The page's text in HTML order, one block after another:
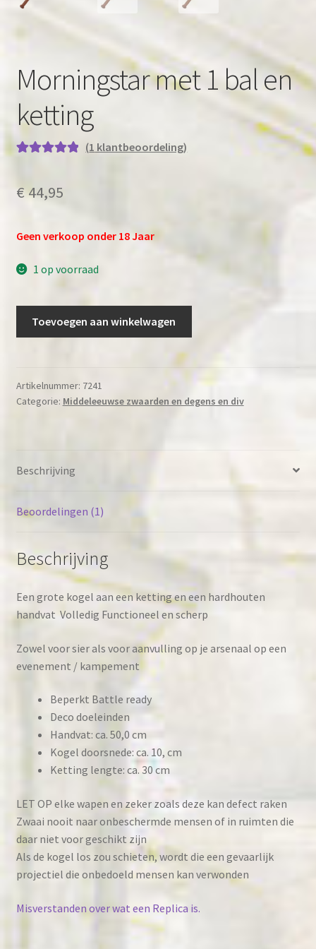
Morningstar met 1 bal en
ketting
gebaseerd op
ing
(1 klantbeoordeling)
€44,95
Geen verkoop onder 18 Jaar
1 op voorraad
en
ketting
Toevoegen aan winkelwagen
Artikelnummer: 7241
Categorie: Middeleeuwse zwaarden en degens en div
Beschrijving
Beoordelingen (1)
Beschrijving
Een grote kogel aan een ketting en een hardhouten
handvat Volledig Functioneel en scherp
Zowel voor sier als voor aanvulling op je arsenaal op een
evenement / kampement
Beperkt Battle ready
Deco doeleinden
Handvat: ca. 50,0 cm
Kogel doorsnede: ca. 10, cm
Ketting lengte: ca. 30 cm
LET OP elke wapen en zeker zoals deze kan defect raken
Zwaai nooit naar onbeschermde mensen of in ruimten die
daar niet voor geschikt zijn
Als de kogel los zou schieten, wordt die een gevaarlijk
projectiel die onbedoeld mensen kan verwonden
Misverstanden over wat een Replica is.